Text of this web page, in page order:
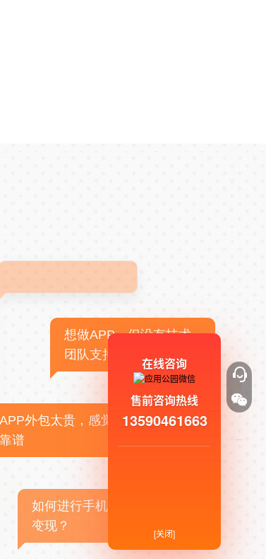
想做APP，但没有技术
团队支持
APP外包太贵，感觉不
靠谱
如何进行手机APP商业
变现？
在线咨询
售前咨询热线
13590461663
[关闭]